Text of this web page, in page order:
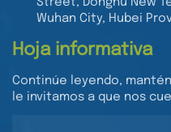
Wuhan City, Hubei
Hoja informativa
Continúe leyendo,
le invitamos a que nos